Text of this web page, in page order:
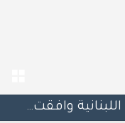
مسؤول إسرائيلي: الحكومة اللبنانية وافقت على وجود الجيش الإسرائيلي داخل أراضيها